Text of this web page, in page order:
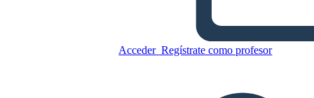
Acceder Regístrate como profesor
Catene Plot
CREAR UN GUIÓN GRÁFICO